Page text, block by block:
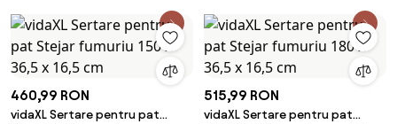
460,99 RON
vidaXL Sertare pentru pat
515,99 RON
vidaXL Sertare pentru pat